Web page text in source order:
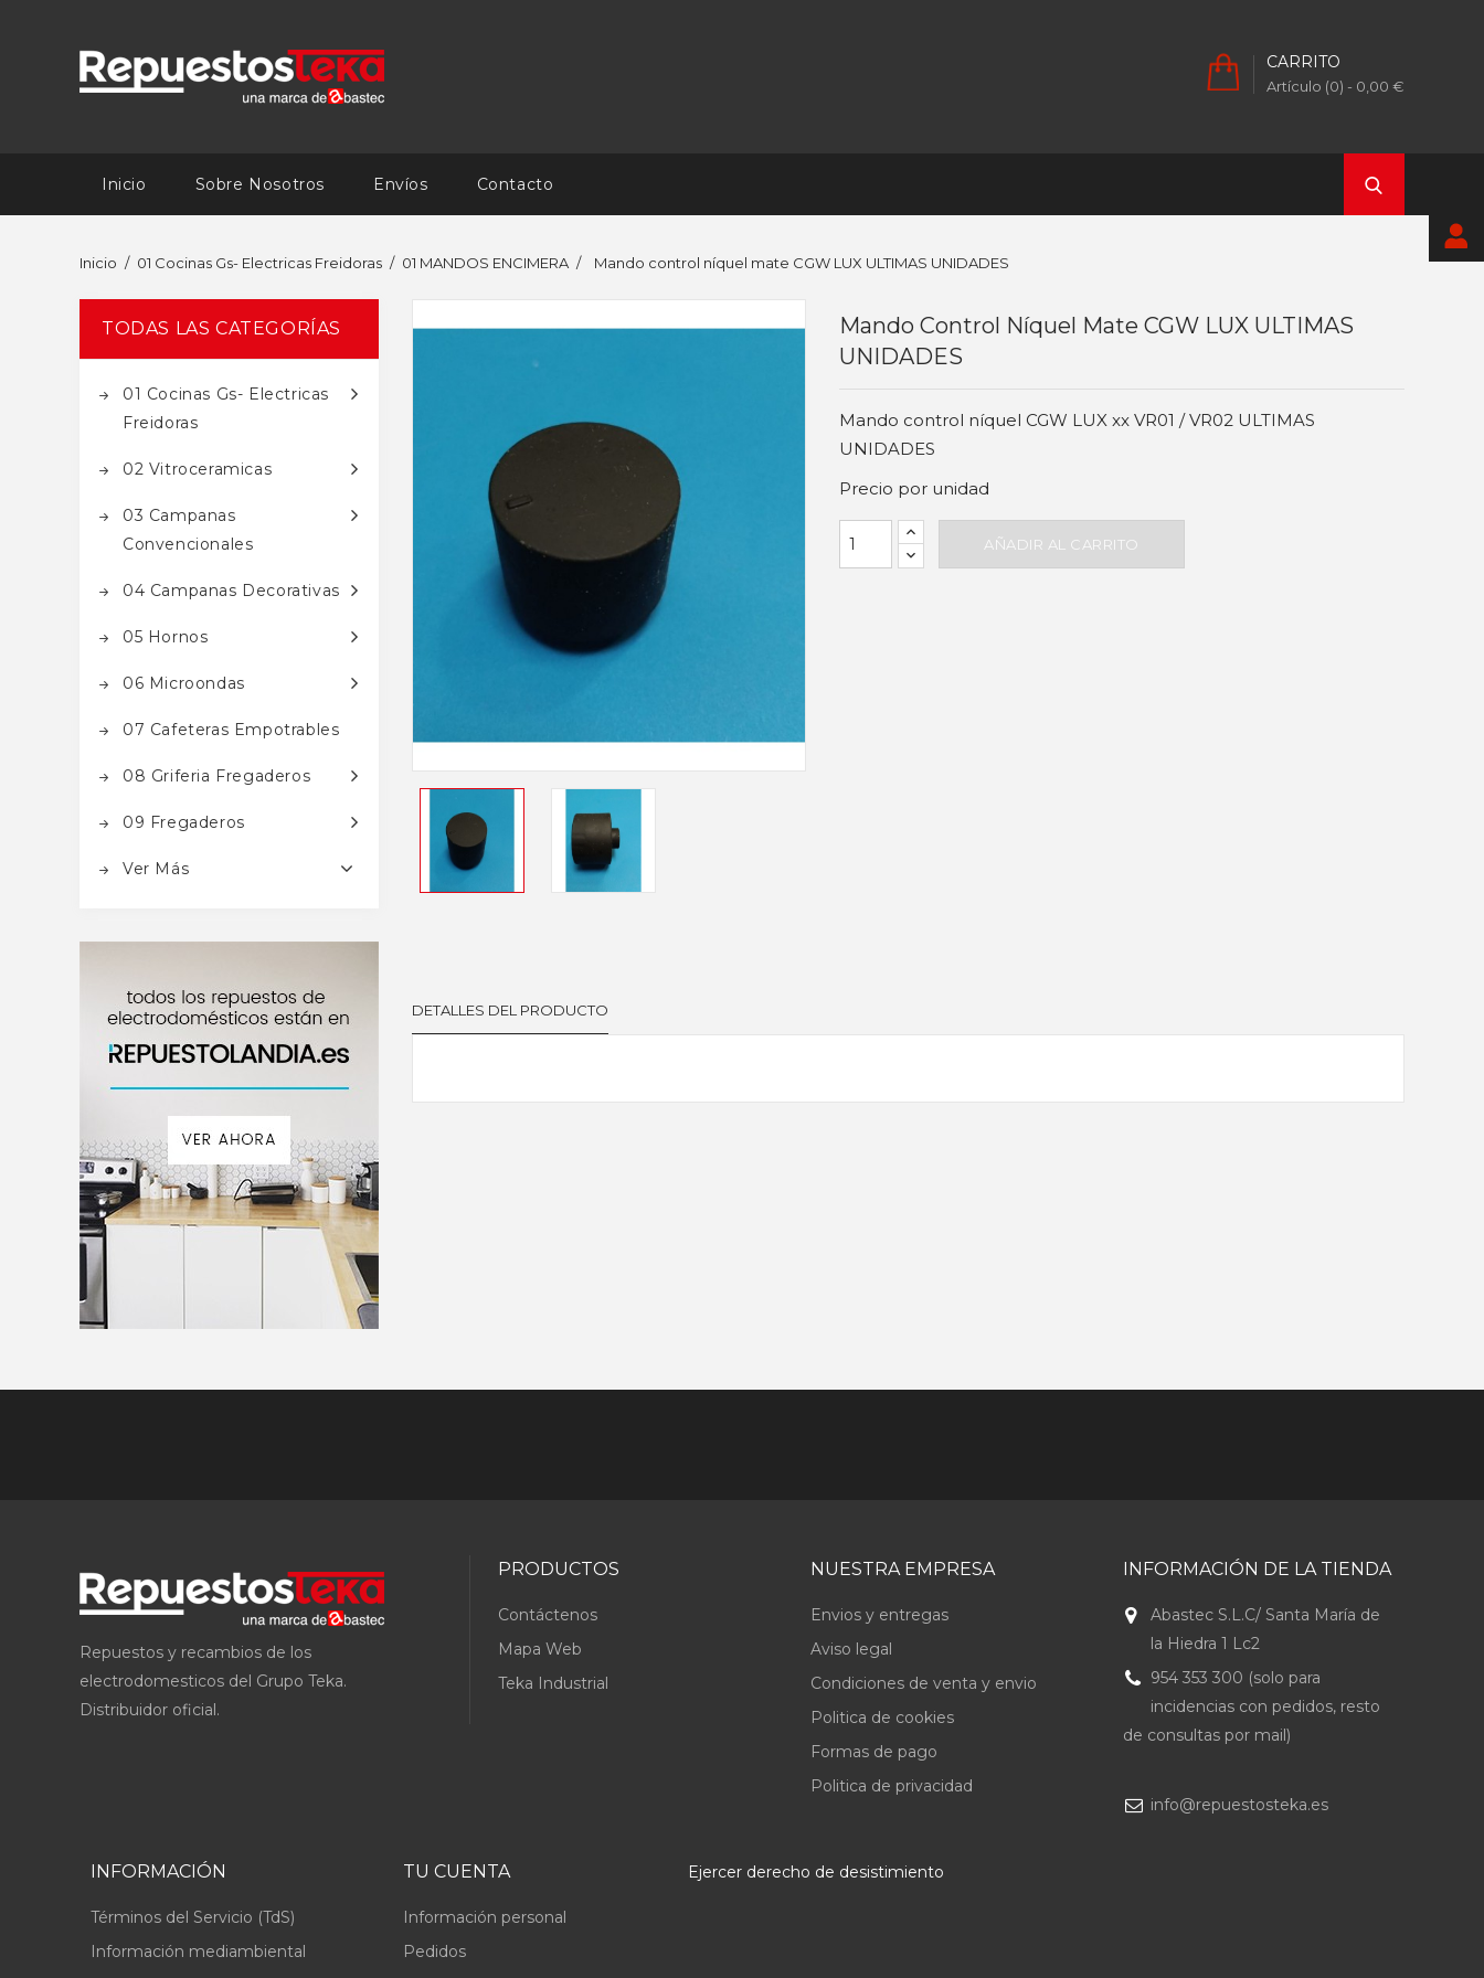
CARRITO
Artículo (0) - 0,00 €
Inicio Sobre Nosotros Envíos Contacto
Inicio 01 Cocinas Gs- Electricas Freidoras 01 MANDOS ENCIMERA Mando control níquel mate CGW LUX ULTIMAS UNIDADES
TODAS LAS CATEGORÍAS
01 Cocinas Gs- Electricas
Freidoras
02 Vitroceramicas
03 Campanas
Convencionales
04 Campanas Decorativas
05 Hornos
06 Microondas
07 Cafeteras Empotrables
08 Griferia Fregaderos
09 Fregaderos
Ver Más
Mando Control Níquel Mate CGW LUX ULTIMAS
UNIDADES
Mando control níquel CGW LUX xx VR01 / VR02 ULTIMAS
UNIDADES
Precio por unidad
AÑADIR AL CARRITO
DETALLES DEL PRODUCTO
Repuestos y recambios de los
electrodomesticos del Grupo Teka.
Distribuidor oficial.
PRODUCTOS
Contáctenos
Mapa Web
Teka Industrial
NUESTRA EMPRESA
Envios y entregas
Aviso legal
Condiciones de venta y envio
Politica de cookies
Formas de pago
Politica de privacidad
INFORMACIÓN DE LA TIENDA
Abastec S.L.C/ Santa María de
la Hiedra 1 Lc2
954 353 300 (solo para
incidencias con pedidos, resto
de consultas por mail)
info@repuestosteka.es
INFORMACIÓN
Términos del Servicio (TdS)
Información mediambiental
TU CUENTA
Información personal
Pedidos
Ejercer derecho de desistimiento